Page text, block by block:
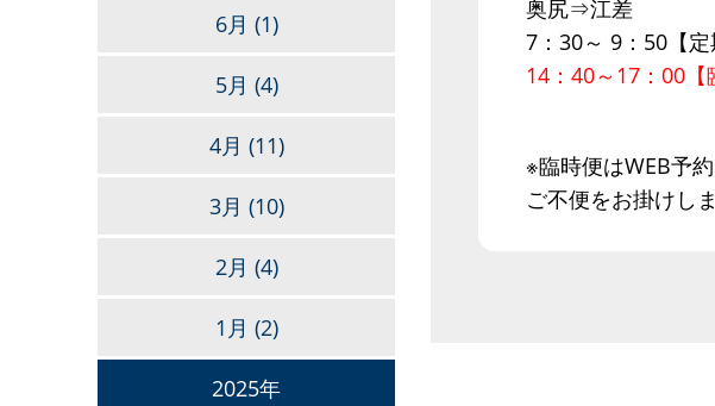
奥尻⇒江差
7：30～ 9：50【定
14：40～17：00
※臨時便はWEB予
ご不便をお掛けし
6月 (1)
5月 (4)
4月 (11)
3月 (10)
2月 (4)
1月 (2)
2025年